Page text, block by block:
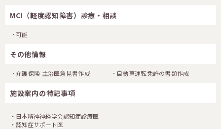
MCI（軽度認知障害）診療・相談
可能
その他情報
介護保険 主治医意見書作成 自動車運転免許の書類作成
施設案内の特記事項
・日本精神神経学会認知症診療医
・認知症サポート医